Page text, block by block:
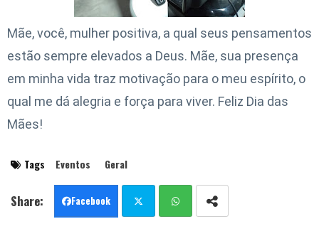
Mãe, você, mulher positiva, a qual seus pensamentos
estão sempre elevados a Deus. Mãe, sua presença
em minha vida traz motivação para o meu espírito, o
qual me dá alegria e força para viver. Feliz Dia das
Mães!
Tags Eventos Geral
Facebook